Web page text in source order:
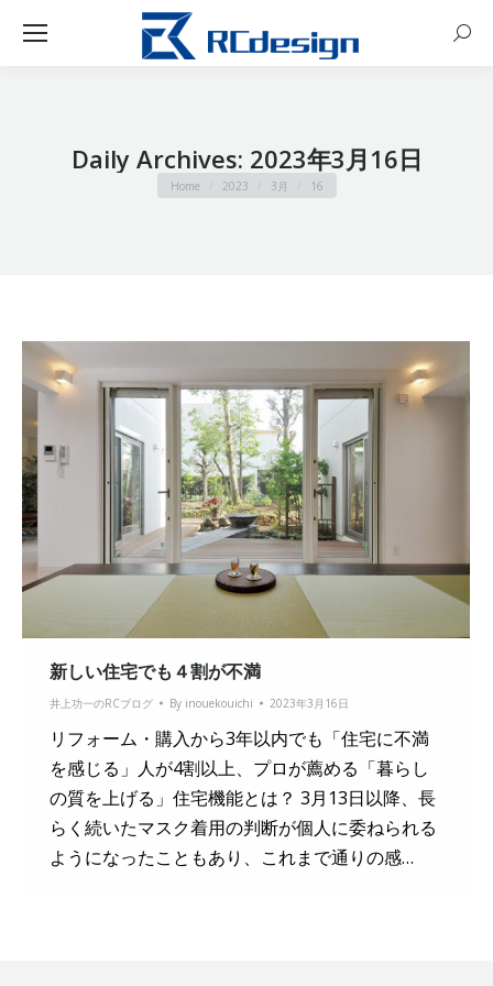
Daily Archives: 2023年3月16日
You are here:
Home 2023 3月 16
新しい住宅でも４割が不満
井上功一のRCブログ By inouekouichi 2023年3月16日
リフォーム・購入から3年以内でも「住宅に不満
を感じる」人が4割以上、プロが薦める「暮らし
の質を上げる」住宅機能とは？ 3月13日以降、長
らく続いたマスク着用の判断が個人に委ねられる
ようになったこともあり、これまで通りの感…